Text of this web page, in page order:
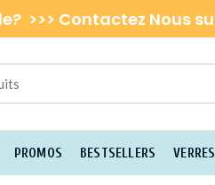
>>> Contactez Nous
PROMOS BESTSELLERS